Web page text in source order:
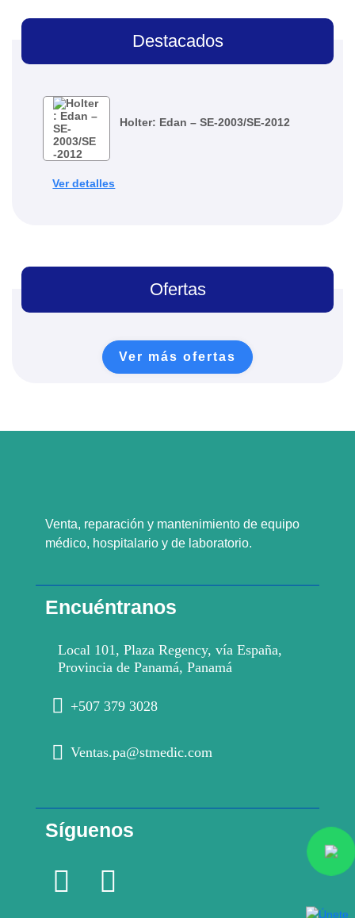
Destacados
Holter: Edan – SE-2003/SE-2012
Ver detalles
Ofertas
Ver más ofertas
Venta, reparación y mantenimiento de equipo
médico, hospitalario y de laboratorio.
Encuéntranos
Local 101, Plaza Regency, vía España,
Provincia de Panamá, Panamá
+507 379 3028
Ventas.pa@stmedic.com
Síguenos